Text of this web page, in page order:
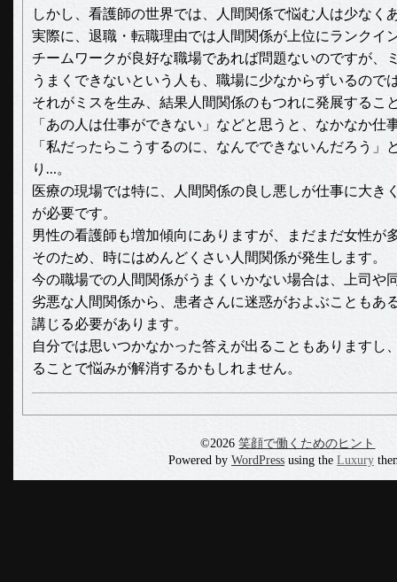
しかし、看護師の世界では、人間関係で悩む人は少なく
実際に、退職・転職理由では人間関係が上位にランクイ
チームワークが良好な職場であれば問題ないのですが、
うまくできないという人も、職場に少なからずいるので
それがミスを生み、結果人間関係のもつれに発展するこ
「あの人は仕事ができない」などと思うと、なかなか仕
「私だったらこうするのに、なんでできないんだろう」
り…。
医療の現場では特に、人間関係の良し悪しが仕事に大き
が必要です。
男性の看護師も増加傾向にありますが、まだまだ女性が
そのため、時にはめんどくさい人間関係が発生します。
今の職場での人間関係がうまくいかない場合は、上司や
劣悪な人間関係から、患者さんに迷惑がおよぶこともあ
講じる必要があります。
自分では思いつかなかった答えが出ることもありますし
ることで悩みが解消するかもしれません。
©2026笑顔で働くためのヒント
Powered by WordPress using the Luxury